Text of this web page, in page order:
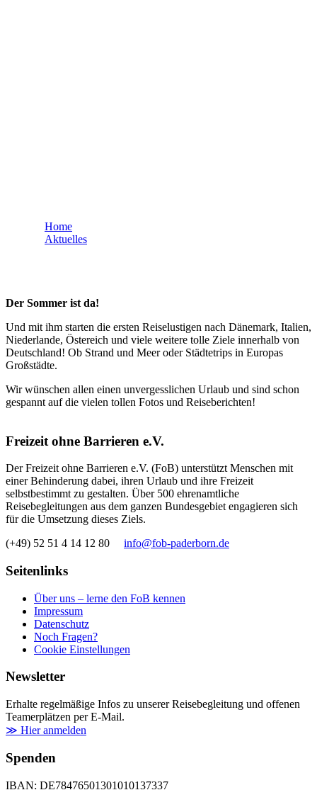
Home
Aktuelles
Der Sommer ist da!
Und mit ihm starten die ersten Reiselustigen nach Dänemark, Italien,
Niederlande, Östereich und viele weitere tolle Ziele innerhalb von
Deutschland! Ob Strand und Meer oder Städtetrips in Europas
Großstädte.
Wir wünschen allen einen unvergesslichen Urlaub und sind schon
gespannt auf die vielen tollen Fotos und Reiseberichten!
Freizeit ohne Barrieren e.V.
Der Freizeit ohne Barrieren e.V. (FoB) unterstützt Menschen mit
einer Behinderung dabei, ihren Urlaub und ihre Freizeit
selbstbestimmt zu gestalten. Über 500 ehrenamtliche
Reisebegleitungen aus dem ganzen Bundesgebiet engagieren sich
für die Umsetzung dieses Ziels.
(+49) 52 51 4 14 12 80 info@fob-paderborn.de
Seitenlinks
Über uns – lerne den FoB kennen
Impressum
Datenschutz
Noch Fragen?
Cookie Einstellungen
Newsletter
Erhalte regelmäßige Infos zu unserer Reisebegleitung und offenen
Teamerplätzen per E-Mail.
≫ Hier anmelden
Spenden
IBAN: DE78476501301010137337